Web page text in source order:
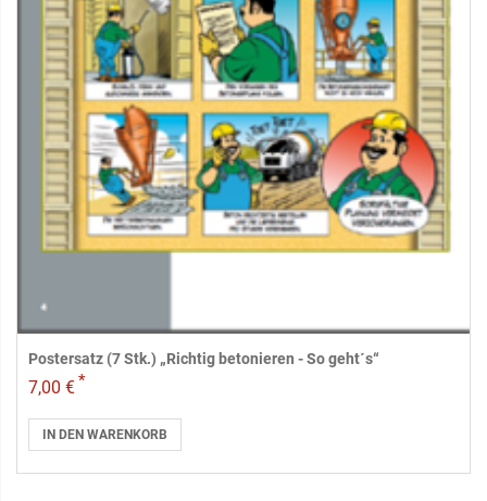
Postersatz (7 Stk.) „Richtig betonieren - So geht´s“
7,00 €*
IN DEN WARENKORB